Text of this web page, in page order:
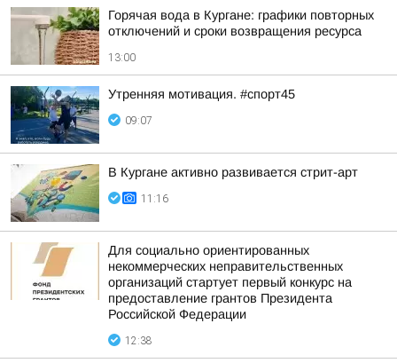
Горячая вода в Кургане: графики повторных
отключений и сроки возвращения ресурса
13:00
Утренняя мотивация. #спорт45
09:07
В Кургане активно развивается стрит-арт
11:16
Для социально ориентированных
некоммерческих неправительственных
организаций стартует первый конкурс на
предоставление грантов Президента
Российской Федерации
12:38